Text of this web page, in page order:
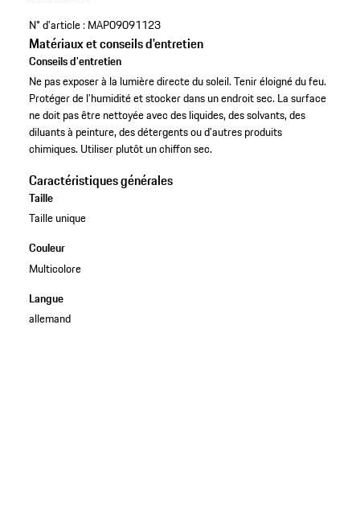
N° d'article : MAP09091123
Matériaux et conseils d'entretien
Conseils d'entretien
Ne pas exposer à la lumière directe du soleil. Tenir éloigné du feu.
Protéger de l’humidité et stocker dans un endroit sec. La surface
ne doit pas être nettoyée avec des liquides, des solvants, des
diluants à peinture, des détergents ou d’autres produits
chimiques. Utiliser plutôt un chiffon sec.
Caractéristiques générales
Taille
Taille unique
Couleur
Multicolore
Langue
allemand